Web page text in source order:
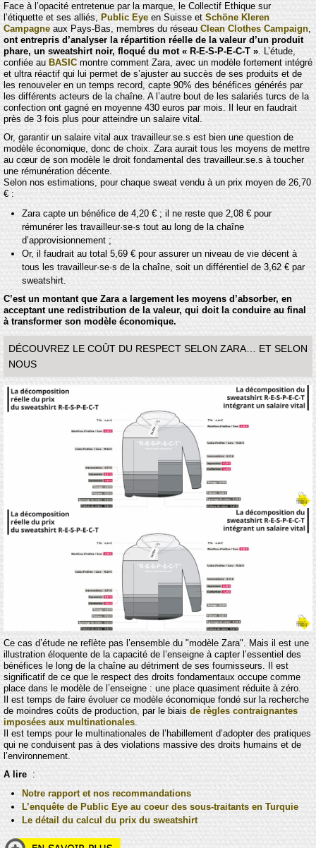
Face à l’opacité entretenue par la marque, le Collectif Ethique sur
l’étiquette et ses alliés, Public Eye en Suisse et Schöne Kleren
Campagne aux Pays-Bas, membres du réseau Clean Clothes Campaign,
ont entrepris d’analyser la répartition réelle de la valeur d’un produit
phare, un sweatshirt noir, floqué du mot « R-E-S-P-E-C-T ». L’étude,
confiée au BASIC montre comment Zara, avec un modèle fortement intégré
et ultra réactif qui lui permet de s’ajuster au succès de ses produits et de
les renouveler en un temps record, capte 90% des bénéfices générés par
les différents acteurs de la chaîne. A l’autre bout de les salariés turcs de la
confection ont gagné en moyenne 430 euros par mois. Il leur en faudrait
près de 3 fois plus pour atteindre un salaire vital.
Or, garantir un salaire vital aux travailleur.se.s est bien une question de
modèle économique, donc de choix. Zara aurait tous les moyens de mettre
au cœur de son modèle le droit fondamental des travailleur.se.s à toucher
une rémunération décente.
Selon nos estimations, pour chaque sweat vendu à un prix moyen de 26,70
€ :
Zara capte un bénéfice de 4,20 € ; il ne reste que 2,08 € pour
rémunérer les travailleur·se·s tout au long de la chaîne
d’approvisionnement ;
Or, il faudrait au total 5,69 € pour assurer un niveau de vie décent à
tous les travailleur·se·s de la chaîne, soit un différentiel de 3,62 € par
sweatshirt.
C’est un montant que Zara a largement les moyens d’absorber, en
acceptant une redistribution de la valeur, qui doit la conduire au final
à transformer son modèle économique.
DÉCOUVREZ LE COÛT DU RESPECT SELON ZARA… ET SELON
NOUS
Ce cas d’étude ne reflète pas l’ensemble du "modèle Zara". Mais il est une
illustration éloquente de la capacité de l’enseigne à capter l’essentiel des
bénéfices le long de la chaîne au détriment de ses fournisseurs. Il est
significatif de ce que le respect des droits fondamentaux occupe comme
place dans le modèle de l’enseigne : une place quasiment réduite à zéro.
Il est temps de faire évoluer ce modèle économique fondé sur la recherche
de moindres coûts de production, par le biais de règles contraignantes
imposées aux multinationales
Il est temps pour le multinationales de l’habillement d’adopter des pratiques
qui ne conduisent pas à des violations massive des droits humains et de
l’environnement.
A lire :
Notre rapport et nos recommandations
L’enquête de Public Eye au coeur des sous-traitants en Turquie
Le détail du calcul du prix du sweatshirt